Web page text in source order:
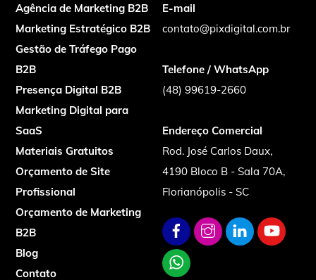
Agência de Marketing B2B
Marketing Estratégico B2B
Gestão de Tráfego Pago
B2B
Presença Digital B2B
Marketing Digital para
SaaS
Materiais Gratuitos
Orçamento de Site
Profissional
Orçamento de Marketing
B2B
Blog
Contato
E-mail
contato@pixdigital.com.br
Telefone / WhatsApp
(48) 99619-2660
Endereço Comercial
Rod. José Carlos Daux,
4190 Bloco B - Sala 70A,
Florianópolis - SC